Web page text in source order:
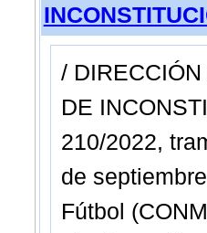
/
DE
210/2022,
de
Fútbol